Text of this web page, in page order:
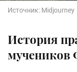
Источник: Midjourney
История
мучеников